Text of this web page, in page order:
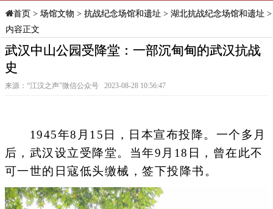
首页> 场馆文物 > 抗战纪念场馆和遗址 > 湖北抗战纪念场馆和遗址 >
内容正文
武汉中山公园受降堂：一部沉甸甸的武汉抗战
史
来源：“江汉之声”微信公众号 2023-08-28 10:56:47
1945年8月15日，日本宣布投降。一个多月
后，武汉设立受降堂。当年9月18日，曾在此不
可一世的日寇低头缴械，签下投降书。